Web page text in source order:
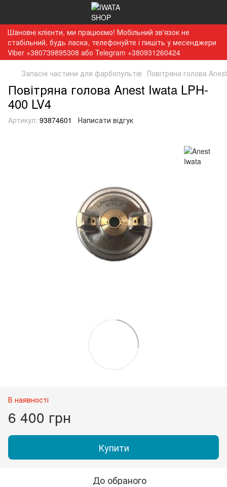
Шановні клієнти, ми працюємо! Мобільний зв'язок не
стабільний, будь ласка, телефонуйте і пишіть у месенджери
Viber +380739895308 або Telegram +380931260424
Запасні частини для фарбопультів Повітряна голова
Повітряна голова Anest Iwata LPH-
400 LV4
Артикул: 93874601 Написати відгук
В наявності
6 400 грн
Купити
До обраного